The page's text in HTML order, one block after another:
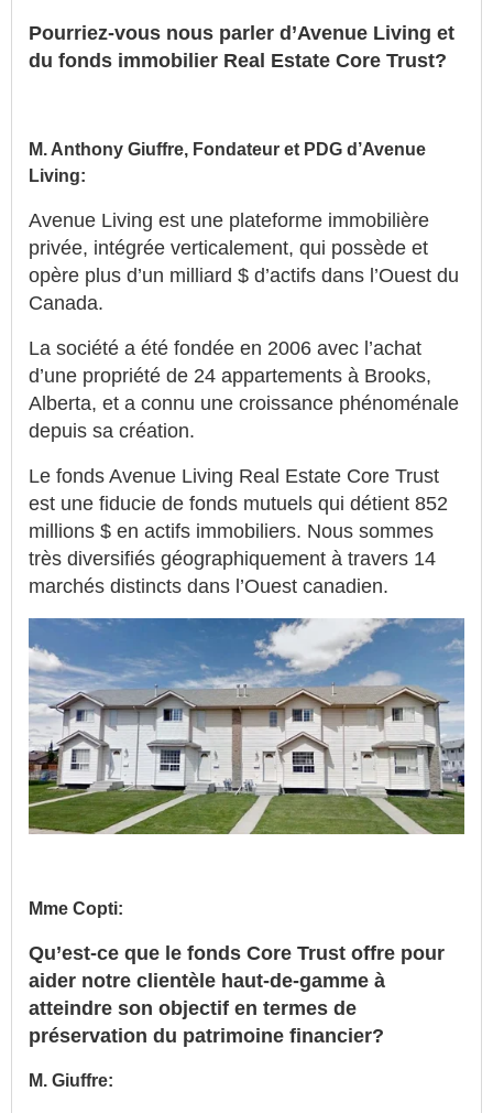
Pourriez-vous nous parler d’Avenue Living et
du fonds immobilier Real Estate Core Trust?
M. Anthony Giuffre, Fondateur et PDG d’Avenue
Living:
Avenue Living est une plateforme immobilière
privée, intégrée verticalement, qui possède et
opère plus d’un milliard $ d’actifs dans l’Ouest du
Canada.
La société a été fondée en 2006 avec l’achat
d’une propriété de 24 appartements à Brooks,
Alberta, et a connu une croissance phénoménale
depuis sa création.
Le fonds Avenue Living Real Estate Core Trust
est une fiducie de fonds mutuels qui détient 852
millions $ en actifs immobiliers. Nous sommes
très diversifiés géographiquement à travers 14
marchés distincts dans l’Ouest canadien.
Mme Copti:
Qu’est-ce que le fonds Core Trust offre pour
aider notre clientèle haut-de-gamme à
atteindre son objectif en termes de
préservation du patrimoine financier?
M. Giuffre: